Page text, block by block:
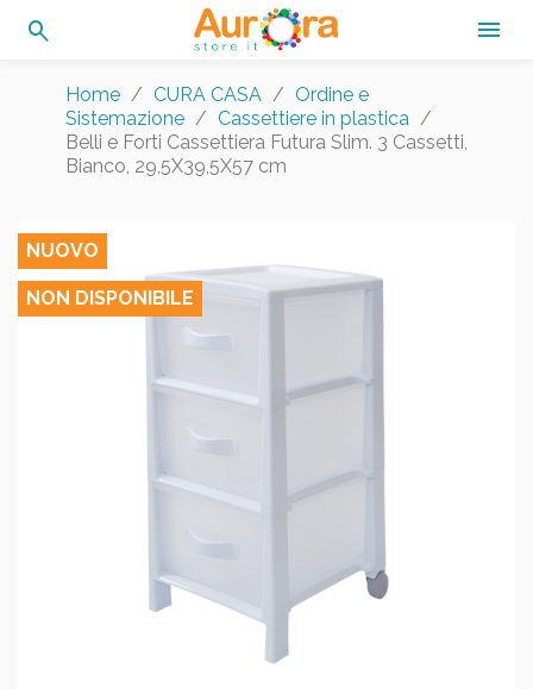
search 
Home CURA CASA
Ordine e
Sistemazione
Cassettiere in plastica
Belli e Forti Cassettiera Futura Slim. 3 Cassetti,
Bianco, 29,5X39,5X57 cm
NUOVO
NON DISPONIBILE